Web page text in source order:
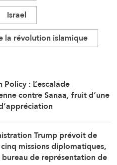
Israel
la révolution islamique
: L’escalade
contre Sanaa, fruit d’une
Trump prévoit de
missions diplomatiques,
de représentation de